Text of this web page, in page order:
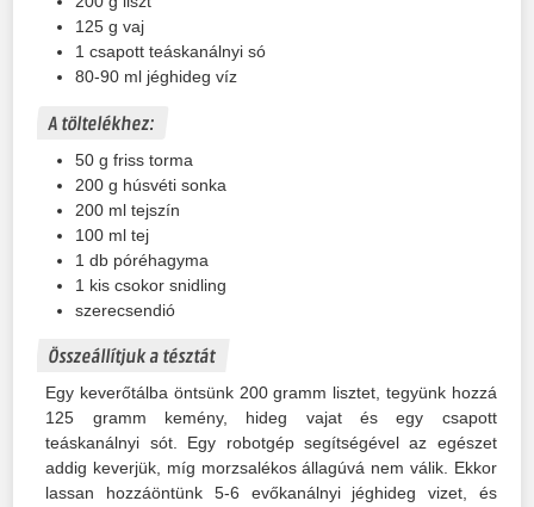
125 g vaj
1 csapott teáskanálnyi só
80-90 ml jéghideg víz
A töltelékhez:
50 g friss torma
200 g húsvéti sonka
200 ml tejszín
100 ml tej
1 db póréhagyma
1 kis csokor snidling
szerecsendió
Összeállítjuk a tésztát
Egy keverőtálba öntsünk 200 gramm lisztet, tegyünk hozzá
125 gramm kemény, hideg vajat és egy csapott
teáskanálnyi sót. Egy robotgép segítségével az egészet
addig keverjük, míg morzsalékos állagúvá nem válik. Ekkor
lassan hozzáöntünk 5-6 evőkanálnyi jéghideg vizet, és